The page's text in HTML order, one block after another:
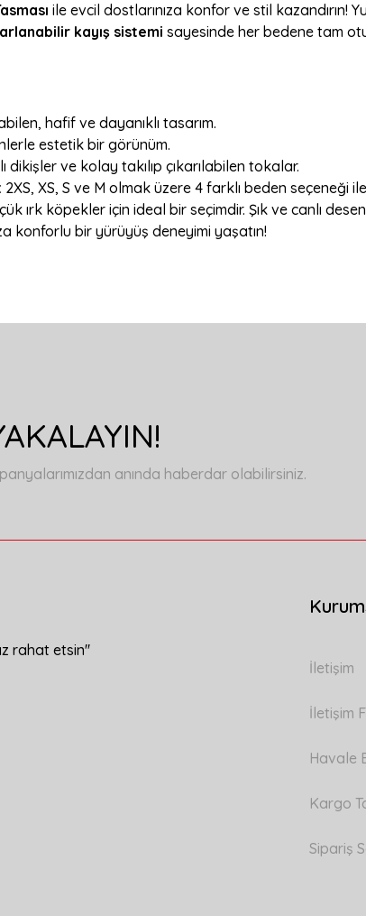
ile evcil dostlarınıza konfor ve stil kazandırın!
kayış sistemi sayesinde her bedene tam
hafif ve dayanıklı tasarım.
estetik bir görünüm.
dikişler ve kolay takılıp çıkarılabilen tokalar.
2XS, XS, S ve M olmak üzere 4 farklı beden
ırk köpekler için ideal bir seçimdir. Şık ve canlı
konforlu bir yürüyüş deneyimi yaşatın!
bulunuyor.
anında haberdar olabilirsiniz.
rahat etsin''
İletişim
İletişim
Havale
Kargo
Sipariş